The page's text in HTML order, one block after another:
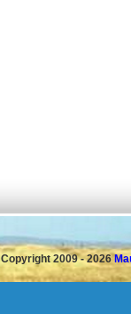
Copyright 2009 - 2026